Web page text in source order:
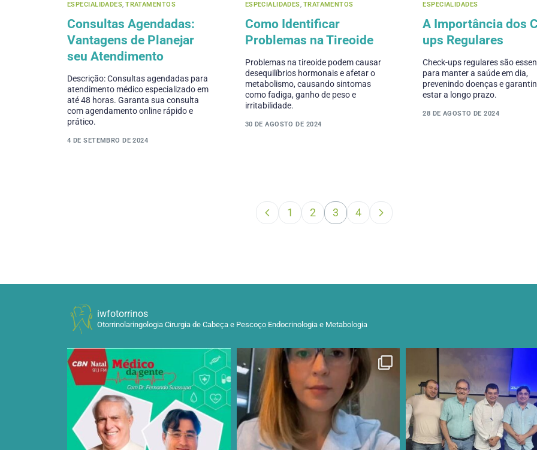
ESPECIALIDADES,TRATAMENTOS
Consultas Agendadas:
Vantagens de Planejar
seu Atendimento
Descrição: Consultas agendadas para
atendimento médico especializado em
até 48 horas. Garanta sua consulta
com agendamento online rápido e
prático.
4 DE SETEMBRO DE 2024
ESPECIALIDADES, TRATAMENTOS
Como Identificar
Problemas na Tireoide
Problemas na tireoide podem causar
desequilíbrios hormonais e afetar o
metabolismo, causando sintomas
como fadiga, ganho de peso e
irritabilidade.
30 DE AGOSTO DE 2024
ESPECIALIDADES
A Importância dos
ups Regulares
Check-ups regulares são
para manter a saúde em dia,
prevenindo doenças e
estar a longo prazo.
28 DE AGOSTO DE 2024
1 2 3 4
iwfotorrinos
Otorrinolaringologia Cirurgia de Cabeça e Pescoço Endocrinologia e Metabologia